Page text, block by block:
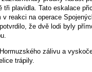
tři plavidla. Tato eskalace
reakci na operace
že dvě lodi byly
zálivu a
trápily.